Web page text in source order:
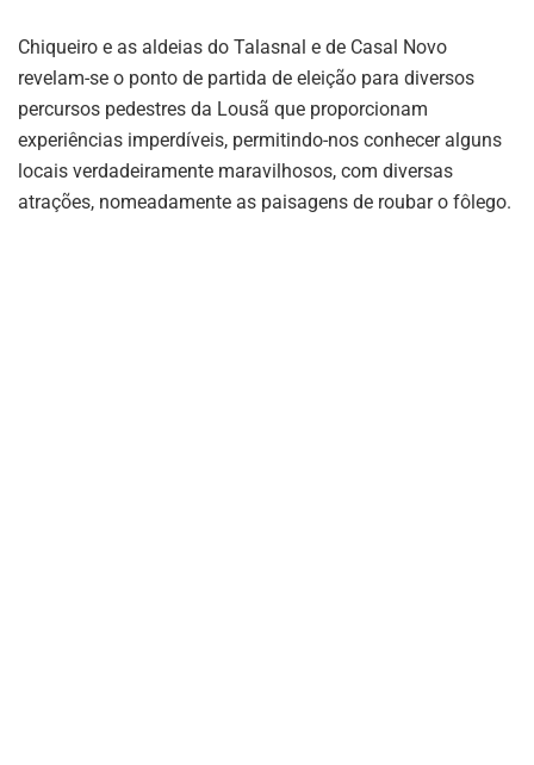
Chiqueiro e as aldeias do Talasnal e de Casal Novo
revelam-se o ponto de partida de eleição para diversos
percursos pedestres da Lousã que proporcionam
experiências imperdíveis, permitindo-nos conhecer alguns
locais verdadeiramente maravilhosos, com diversas
atrações, nomeadamente as paisagens de roubar o fôlego.